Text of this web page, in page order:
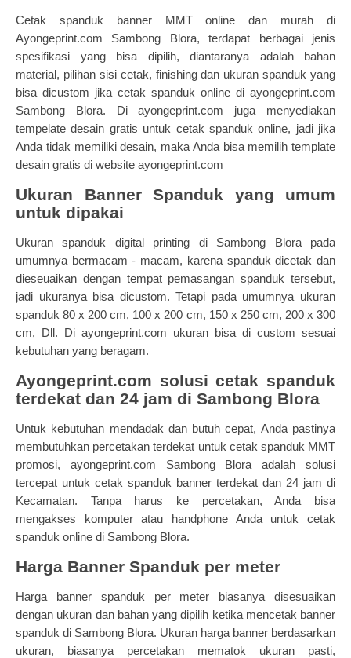
Cetak spanduk banner MMT online dan murah di
Ayongeprint.com Sambong Blora, terdapat berbagai jenis
spesifikasi yang bisa dipilih, diantaranya adalah bahan
material, pilihan sisi cetak, finishing dan ukuran spanduk yang
bisa dicustom jika cetak spanduk online di ayongeprint.com
Sambong Blora. Di ayongeprint.com juga menyediakan
tempelate desain gratis untuk cetak spanduk online, jadi jika
Anda tidak memiliki desain, maka Anda bisa memilih template
desain gratis di website ayongeprint.com
Ukuran Banner Spanduk yang umum
untuk dipakai
Ukuranspanduk digital printing di Sambong Blora pada
umumnya bermacam - macam, karena spanduk dicetak dan
dieseuaikan dengan tempat pemasangan spanduk tersebut,
jadi ukuranya bisa dicustom. Tetapi pada umumnya ukuran
spanduk 80 x 200 cm, 100 x 200 cm, 150 x 250 cm, 200 x 300
cm, Dll. Di ayongeprint.com ukuran bisa di custom sesuai
kebutuhan yang beragam.
Ayongeprint.com solusi cetak spanduk
terdekat dan 24 jam di Sambong Blora
Untuk kebutuhan mendadak dan butuh cepat, Anda pastinya
membutuhkan percetakan terdekat untuk cetak spanduk MMT
promosi, ayongeprint.com Sambong Blora adalah solusi
tercepat untuk cetak spanduk banner terdekat dan 24 jam di
Kecamatan. Tanpa harus ke percetakan, Anda bisa
mengakses komputer atau handphone Anda untuk cetak
spanduk online di Sambong Blora.
Harga Banner Spanduk per meter
Harga banner spanduk per meter biasanya disesuaikan
dengan ukuran dan bahan yang dipilih ketika mencetak banner
spanduk di Sambong Blora. Ukuran harga banner berdasarkan
ukuran, biasanya percetakan mematok ukuran pasti,